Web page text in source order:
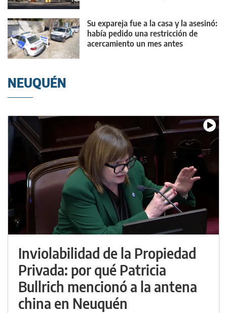
Su expareja fue a la casa y la asesinó:
había pedido una restricción de
acercamiento un mes antes
NEUQUÉN
Inviolabilidad de la Propiedad
Privada: por qué Patricia
Bullrich mencionó a la antena
china en Neuquén